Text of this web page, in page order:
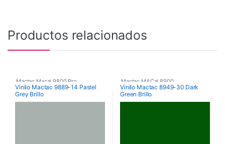
Productos relacionados
Mactac Macal 9800 Pro
Poliméricos
Vinilo Mactac 9889-14 Pastel
Grey Brillo
Mactac MACal 8900
Monoméricos
Vinilo Mactac 8949-30 Dark
Green Brillo